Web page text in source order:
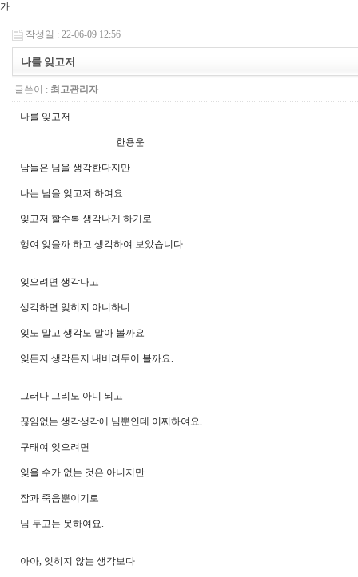
가
작성일 : 22-06-09 12:56
나를 잊고저
글쓴이 : 최고관리자
나를 잊고저
한용운
남들은 님을 생각한다지만
나는 님을 잊고저 하여요
잊고저 할수록 생각나게 하기로
행여 잊을까 하고 생각하여 보았습니다.
잊으려면 생각나고
생각하면 잊히지 아니하니
잊도 말고 생각도 말아 볼까요
잊든지 생각든지 내버려두어 볼까요.
그러나 그리도 아니 되고
끊임없는 생각생각에 님뿐인데 어찌하여요.
​구태여 잊으려면
잊을 수가 없는 것은 아니지만
잠과 죽음뿐이기로
님 두고는 못하여요.
아아, 잊히지 않는 생각보다